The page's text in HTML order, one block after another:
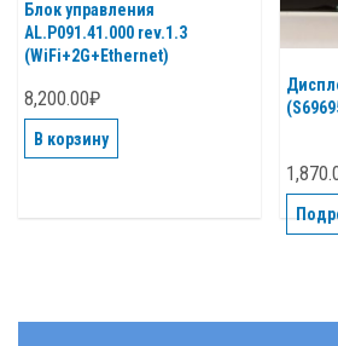
Блок управления
AL.P091.41.000 rev.1.3
(WiFi+2G+Ethernet)
8,200.00₽
В корзину